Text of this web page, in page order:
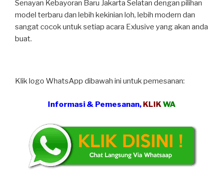
Senayan Kebayoran Baru Jakarta Selatan dengan pilihan
model terbaru dan lebih kekinian loh, lebih modern dan
sangat cocok untuk setiap acara Exlusive yang akan anda
buat.
Klik logo WhatsApp dibawah ini untuk pemesanan:
Informasi & Pemesanan, KLIKWA